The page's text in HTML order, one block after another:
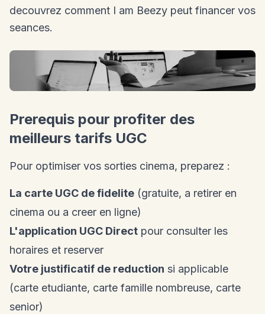
decouvrez comment I am Beezy peut financer vos
seances.
Prerequis pour profiter des
meilleurs tarifs UGC
Pour optimiser vos sorties cinema, preparez :
La carte UGC de fidelite (gratuite, a retirer en
cinema ou a creer en ligne)
L'application UGC Direct pour consulter les
horaires et reserver
Votre justificatif de reduction si applicable
(carte etudiante, carte famille nombreuse, carte
senior)